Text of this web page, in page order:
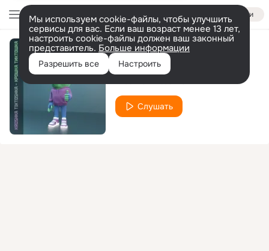
Войти
Мы используем cookie-файлы, чтобы улучшить
сервисы для вас. Если ваш возраст менее 13 лет,
настроить cookie-файлы должен ваш законный
представитель. Больше информации
Разрешить все Настроить
Крошка тиктошка
Слушать